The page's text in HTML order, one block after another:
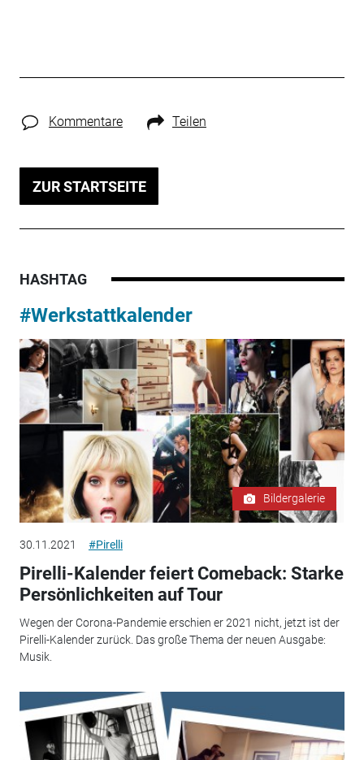
Kommentare Teilen
ZUR STARTSEITE
HASHTAG
#Werkstattkalender
Bildergalerie
30.11.2021 #Pirelli
Pirelli-Kalender feiert Comeback: Starke
Persönlichkeiten auf Tour
Wegen der Corona-Pandemie erschien er 2021 nicht, jetzt ist der
Pirelli-Kalender zurück. Das große Thema der neuen Ausgabe:
Musik.